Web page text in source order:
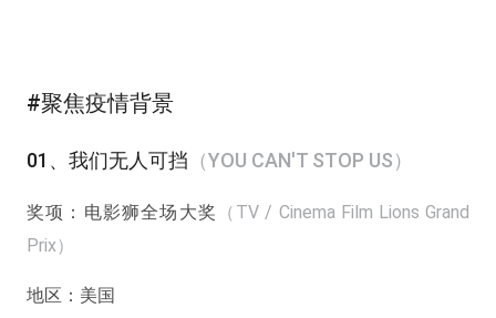
#聚焦疫情背景
01、我们无人可挡 （YOU CAN'T STOP US）
奖项： 电影狮全场大奖
（TV / Cinema Film Lions Grand
Prix）
地区： 美国